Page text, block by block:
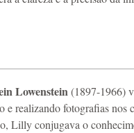
Lowenstein(1897-1966)
e realizando fotografias
Lilly conjugava o